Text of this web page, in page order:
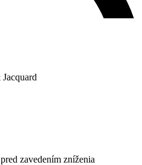
zavedením zníženia